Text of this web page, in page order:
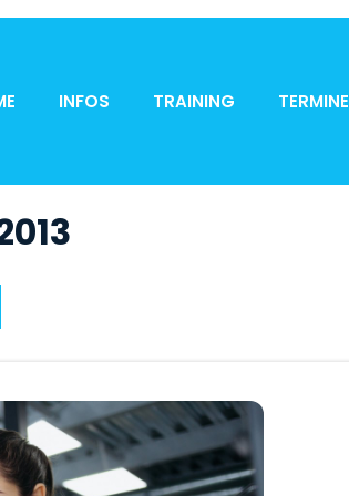
INFOS TRAINING TERMINE